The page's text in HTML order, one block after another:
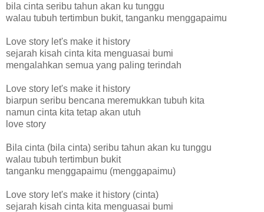
bila cinta seribu tahun akan ku tunggu
walau tubuh tertimbun bukit, tanganku menggapaimu
Love story let's make it history
sejarah kisah cinta kita menguasai bumi
mengalahkan semua yang paling terindah
Love story let's make it history
biarpun seribu bencana meremukkan tubuh kita
namun cinta kita tetap akan utuh
love story
Bila cinta (bila cinta) seribu tahun akan ku tunggu
walau tubuh tertimbun bukit
tanganku menggapaimu (menggapaimu)
Love story let's make it history (cinta)
sejarah kisah cinta kita menguasai bumi